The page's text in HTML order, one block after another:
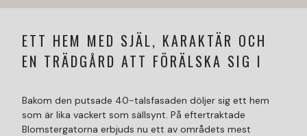
ETT HEM MED SJÄL, KARAKTÄR OCH
EN TRÄDGÅRD ATT FÖRÄLSKA SIG I
Bakom den putsade 40-talsfasaden döljer sig ett hem
som är lika vackert som sällsynt. På eftertraktade
Blomstergatorna erbjuds nu ett av områdets mest